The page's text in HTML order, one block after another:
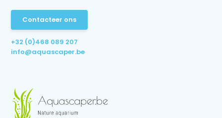
Contacteer ons
+32 (0)468 089 207
info@aquascaper.be